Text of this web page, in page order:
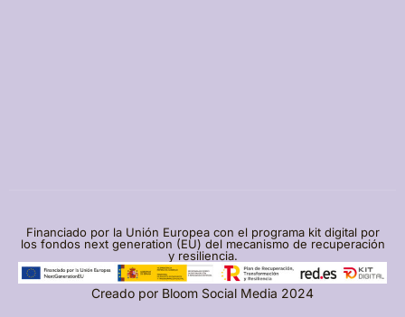
Financiado por la Unión Europea con el programa kit digital por
los fondos next generation (EU) del mecanismo de recuperación
y resiliencia.
Creado por Bloom Social Media 2024